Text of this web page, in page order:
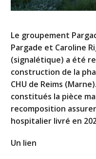
Le groupement
Pargade et Caroline
(signalétique) a été
construction de la
CHU de Reims
constitués la pièce
recomposition
hospitalier livré en
Un lien